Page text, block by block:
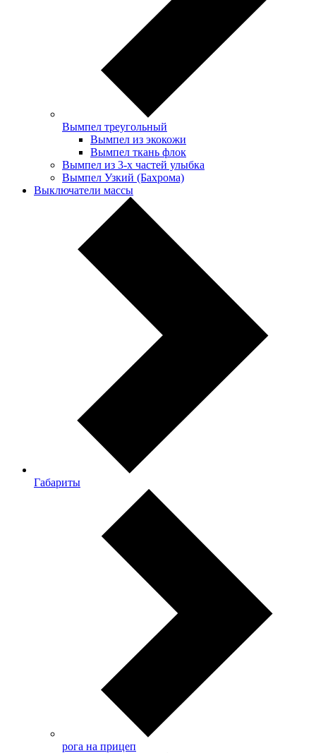
Вымпел треугольный
Вымпел из экокожи
Вымпел ткань флок
Вымпел из 3-х частей улыбка
Вымпел Узкий (Бахрома)
Выключатели массы
Габариты
рога на прицеп